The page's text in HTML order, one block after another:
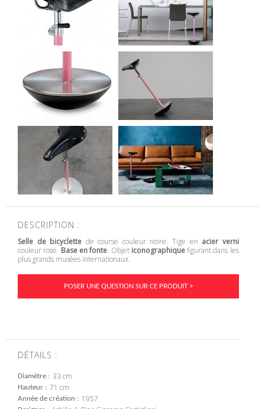
DESCRIPTION :
Selle de bicyclette de course couleur noire. Tige en acier verni
couleur rose. Base en fonte. Objet iconographiquefigurant dans les
plus grands musées internationaux.
POSER UNE QUESTION SUR CE PRODUIT >
DÉTAILS :
Diamètre 33 cm
Hauteur 71 cm
Année de création 1957